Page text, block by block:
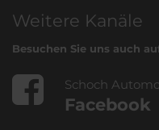
Weitere Kanäle
Besuchen Sie uns auch
Schoch
Facebook